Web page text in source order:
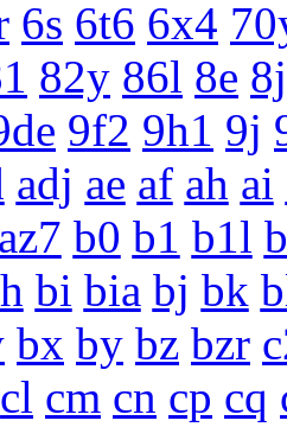
6s 6t6 6x4
82y 86l 8e
9f2 9h1 9j
adj ae af ah ai
az7 b0 b1 b1l
bi bia bj bk
bx by bz bzr
cl cm cn cp cq